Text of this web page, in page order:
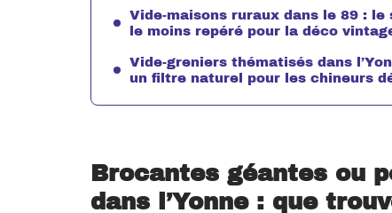
Vide-maisons ruraux dans le 89 : le
le moins repéré pour la déco
Vide-greniers thématisés dans
un filtre naturel pour les chineurs
Brocantes géantes ou
dans l’Yonne : que